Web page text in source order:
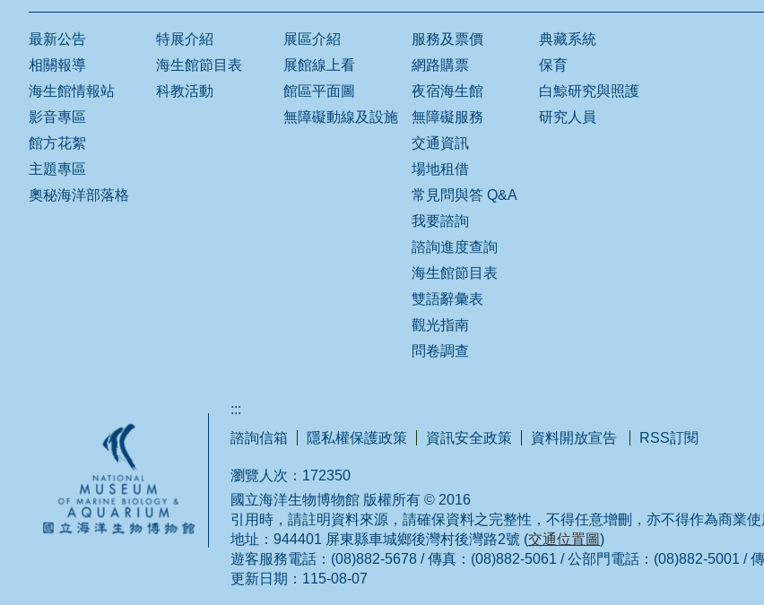
最新公告
相關報導
海生館情報站
影音專區
館方花絮
主題專區
奧秘海洋部落格
特展介紹
海生館節目表
科教活動
展區介紹
展館線上看
館區平面圖
無障礙動線及設施
服務及票價
網路購票
夜宿海生館
無障礙服務
交通資訊
場地租借
常見問與答 Q&A
我要諮詢
諮詢進度查詢
海生館節目表
雙語辭彙表
觀光指南
問卷調查
典藏系統
保育
白鯨研究與照護
研究人員
:::
諮詢信箱
隱私權保護政策 資訊安全政策 資料開放宣告 RSS訂閱
瀏覽人次： 172350
國立海洋生物博物館 版權所有 © 2016
引用時，請註明資料來源，請確保資料之完整性，不得任意增刪，亦不得作為商業使
地址：944401 屏東縣車城鄉後灣村後灣路2號 (交通位置圖)
遊客服務電話：(08)882-5678 / 傳真：(08)882-5061 / 公部門電話：(08)882-5001 /
更新日期： 115-08-07